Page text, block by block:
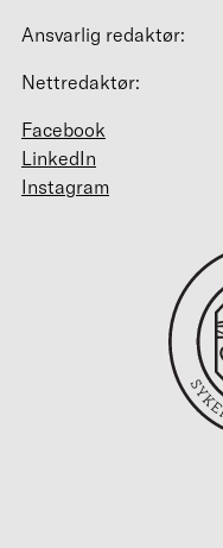
Ansvarlig redaktør:
Nettredaktør:
Facebook
LinkedIn
Instagram